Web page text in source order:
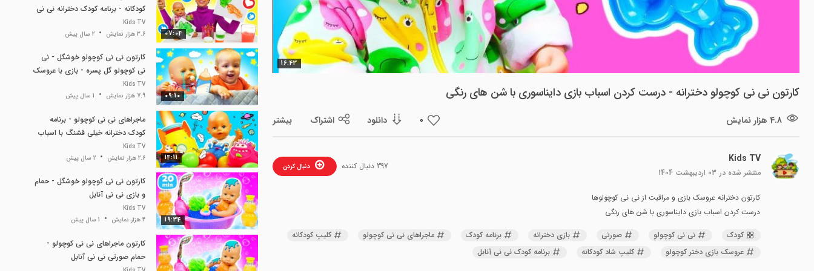
ویدیو
16:43
کارتون نی نی کوچولو دخترانه - درست کردن اسباب بازی دایناسوری با شن های رنگی
4.8 هزار نمایش 0 دانلود اشتراک بیشتر
Kids TV
منتشر شده در 03 اردیبهشت 1404
دنبال کردن 397 دنبال کننده
کارتون دخترانه عروسک بازی و مراقبت از نی نی کوچولوها
درست کردن اسباب بازی دایناسوری با شن های رنگی
کودک
نی نی کوچولو صورتی بازی دخترانه برنامه کودک ماجراهای نی نی کوچولو
کلیپ کودکانه
عروسک بازی دختر کوچولو
کلیپ شاد کودکانه برنامه کودک نی نی آنابل
07:04
کودکانه - برنامه کودک دخترانه نی نی
آنابل
Kids TV
3.6 هزار نمایش
2 سال پیش
09:10
کارتون نی نی کوچولو خوشگل - نی
نی کوچولو گل پسره - بازی با عروسک
آنابل
Kids TV
7.9 هزار نمایش
1 سال پیش
14:11
ماجراهای نی نی کوچولو - برنامه
کودک دخترانه خیلی قشنگ با اسباب
بازی های نی نی آنابل
Kids TV
2.6 هزار نمایش
2 سال پیش
19:34
کارتون نی نی کوچولو خوشگل - حمام
و بازی نی نی آنابل
Kids TV
4 هزار نمایش
1 سال پیش
کارتون ماجراهای نی نی کوچولو -
حمام صورتی نی نی آنابل